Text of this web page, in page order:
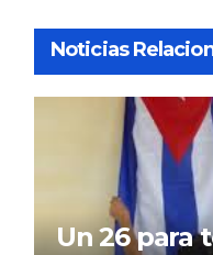
Noticias
Un 26 para